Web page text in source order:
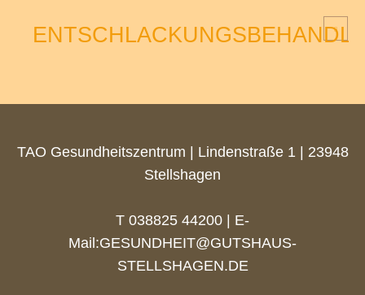
TAO Gesundheitszentrum | Lindenstraße 1 | 23948
Stellshagen
T 038825 44200 | E-
Mail:GESUNDHEIT@GUTSHAUS-
STELLSHAGEN.DE